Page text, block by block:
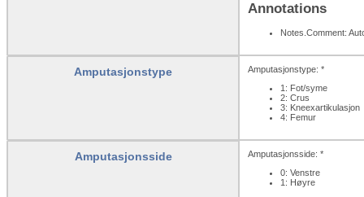
Annotations
Notes.Comment:
Amputasjonstype
Amputasjonstype: *
1: Fot/syme
2: Crus
3: Kneexartikulasjon
4: Femur
Amputasjonsside
Amputasjonsside: *
0: Venstre
1: Høyre